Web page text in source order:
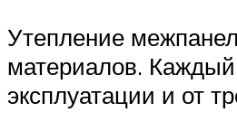
Утепление
материалов. Каждый
эксплуатации и от